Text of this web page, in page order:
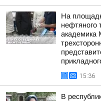
На
нефтяного
академика
15:36
В